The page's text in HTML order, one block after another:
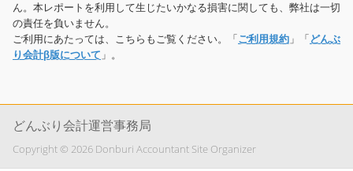
ん。本レポートを利用して生じたいかなる損害に関しても、弊社は一切
の責任を負いません。
ご利用にあたっては、こちらもご覧ください。「 ご利用規約 」「 どんぶ
り会計β版について 」。
どんぶり会計運営事務局
Copyright © 2026 Donburi Accountant Site Organizer